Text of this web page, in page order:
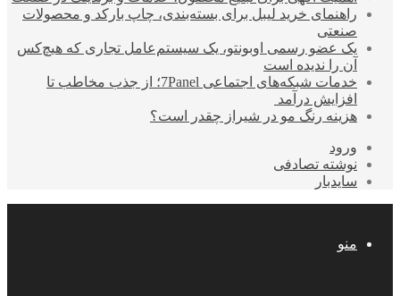
راهنمای خرید لیبل برای بسته‌بندی، چاپ بارکد و محصولات
صنعتی
یک عضو رسمی اوبونتو، یک سیستم‌عامل تجاری که هیچ‌کس
آن را ندیده است
خدمات شبکه‌های اجتماعی 7Panel؛ از جذب مخاطب تا
افزایش درآمد
هزینه رنگ مو در شیراز چقدر است؟
ورود
نوشته تصادفی
سایدبار
منو